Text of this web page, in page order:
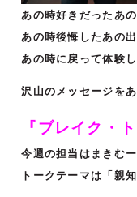
あの時好きだったあの
あの時後悔したあの出
あの時に戻って体験
沢山のメッセージを
『ブレイク・ト
今週の担当はまきむー
トークテーマは「親